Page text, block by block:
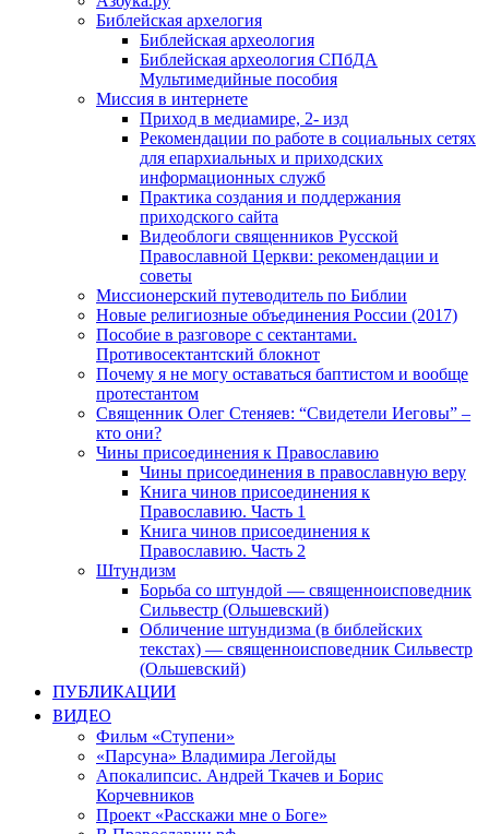
Библейская архелогия
Библейская археология
Библейская археология СПбДА
Мультимедийные пособия
Миссия в интернете
Приход в медиамире, 2- изд
Рекомендации по работе в социальных сетях
для епархиальных и приходских
информационных служб
Практика создания и поддержания
приходского сайта
Видеоблоги священников Русской
Православной Церкви: рекомендации и
советы
Миссионерский путеводитель по Библии
Новые религиозные объединения России (2017)
Пособие в разговоре с сектантами.
Противосектантский блокнот
Почему я не могу оставаться баптистом и вообще
протестантом
Священник Олег Стеняев: “Свидетели Иеговы” –
кто они?
Чины присоединения к Православию
Чины присоединения в православную веру
Книга чинов присоединения к
Православию. Часть 1
Книга чинов присоединения к
Православию. Часть 2
Штундизм
Борьба со штундой — священноисповедник
Сильвестр (Ольшевский)
Обличение штундизма (в библейских
текстах) — священноисповедник Сильвестр
(Ольшевский)
ПУБЛИКАЦИИ
ВИДЕО
Фильм «Ступени»
«Парсуна» Владимира Легойды
Апокалипсис. Андрей Ткачев и Борис
Корчевников
Проект «Расскажи мне о Боге»